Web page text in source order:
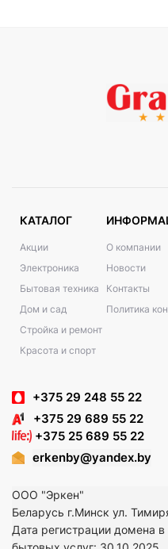
КАТАЛОГ
Акции
Электроника
Бытовая техника
Дом и сад
Стройка и ремонт
Красота и спорт
О компании
Новости
Контакты
Политика
+375 29 248 55 22
+375 29 689 55 22
+375 25 689 55 22
erkenby@yandex.by
ООО "Эркен"
Беларусь г.Минск ул.
Дата регистрации домена